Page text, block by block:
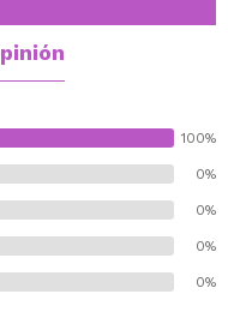
mientras ilumina y
más radiante y
ingrediente y
la producción de
100%
0%
0%
0%
0%